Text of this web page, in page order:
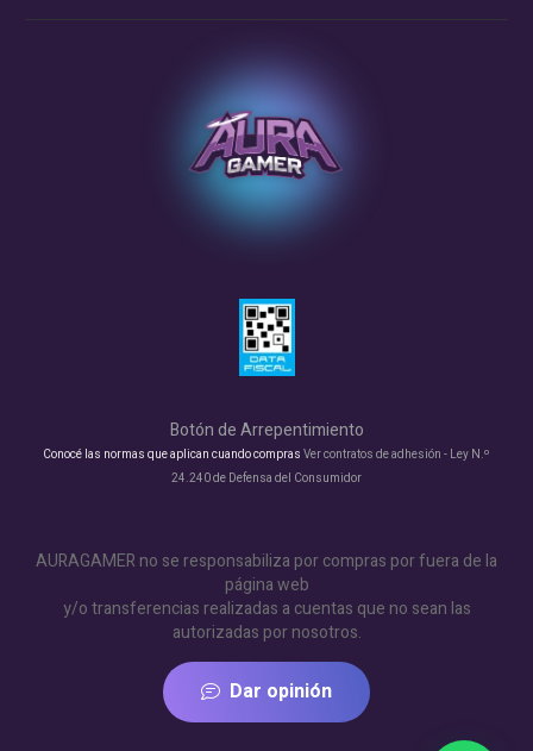
Botón de Arrepentimiento
Conocé las normas que aplican cuando compras Ver contratos de adhesión - Ley N.º
24.240 de Defensa del Consumidor
AURAGAMER no se responsabiliza por compras por fuera de la
página web
y/o transferencias realizadas a cuentas que no sean las
autorizadas por nosotros.
Dar opinión